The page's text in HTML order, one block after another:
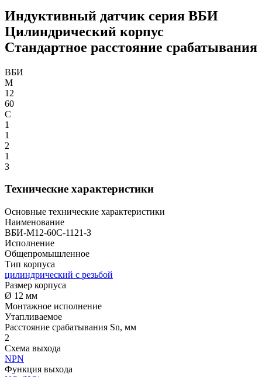
Индуктивный датчик серия ВБИ
Цилиндрический корпус
Стандартное расстояние срабатывания
ВБИ
М
12
60
С
1
1
2
1
З
Технические характеристики
Основные технические характеристики
Наименование
ВБИ-М12-60С-1121-З
Исполнение
Общепромышленное
Тип корпуса
цилиндрический с резьбой
Размер корпуса
Ø 12 мм
Монтажное исполнение
Утапливаемое
Расстояние срабатывания Sn, мм
2
Схема выхода
NPN
Функция выхода